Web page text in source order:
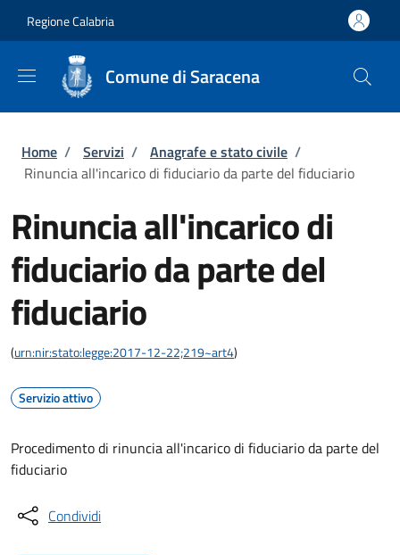
Regione Calabria
Comune di Saracena
Briciole di pane
Home / Servizi / Anagrafe e stato civile /
Rinuncia all'incarico di fiduciario da parte del fiduciario
Rinuncia all'incarico di
fiduciario da parte del
fiduciario
(urn:nir:stato:legge:2017-12-22;219~art4)
Servizio attivo
Procedimento di rinuncia all'incarico di fiduciario da parte del
fiduciario
Condividi